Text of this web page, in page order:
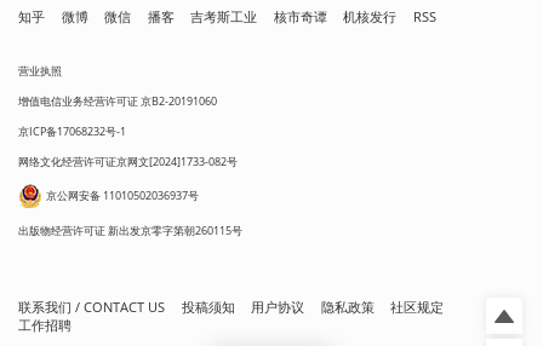
知乎 微博 微信 播客 吉考斯工业 核市奇谭 机核发行 RSS
营业执照
增值电信业务经营许可证 京B2-20191060
京ICP备17068232号-1
网络文化经营许可证京网文[2024]1733-082号
京公网安备 11010502036937号
出版物经营许可证 新出发京零字第朝260115号
联系我们 / CONTACT US 投稿须知 用户协议 隐私政策
社区规定
工作招聘